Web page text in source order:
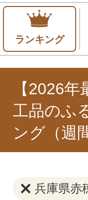
ランキング
【2026
工品のふ
ング（週
兵庫県赤